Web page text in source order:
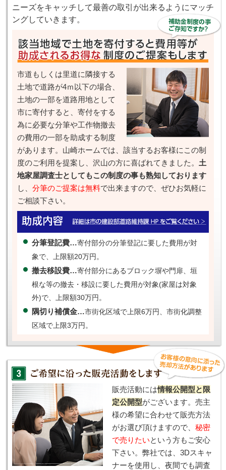
ニーズをキャッチして最善の取引が出来るようにマッチ
ングしていきます。
市道もしくは里道に隣接する
土地で道路が4ｍ以下の場合、
土地の一部を道路用地として
市に寄付すると、寄付をする
為に必要な分筆や工作物撤去
の費用の一部を助成する制度
があります。山崎ホームでは、該当するお客様にこの制
度のご利用を提案し、沢山の方に喜ばれてきました。 土
地家屋調査士としてもこの制度の事も熟知しております
し、 分筆のご提案は無料で出来ますので、ぜひお気軽に
ご相談下さい。
分筆登記費…寄付部分の分筆登記に要した費用が対
象で、上限額20万円。
撤去移設費…寄付部分にあるブロック塀や門扉、垣
根な等の撤去・移設に要した費用が対象(家屋は対象
外)で、上限額30万円。
隅切り補償金…市街化区域で上限6万円、市街化調整
区域で上限3万円。
販売活動には情報公開型と限
定公開型がございます。売主
様の希望に合わせて販売方法
がお選び頂けますので、秘密
で売りたいという方もご安心
下さい。弊社では、3Dスキャ
ナーを使用し、夜間でも調査